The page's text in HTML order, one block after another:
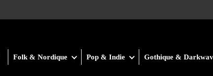
Folk & Nordique Pop & Indie Gothique &